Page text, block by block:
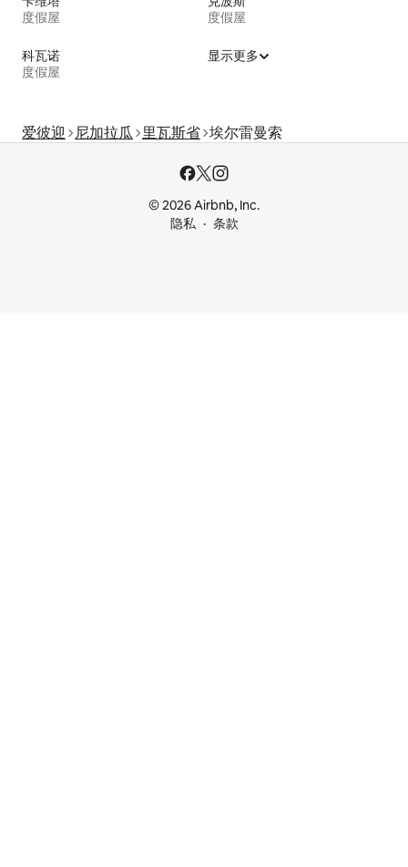
度假屋
度假屋
科瓦诺
度假屋
显示更多
爱彼迎 尼加拉瓜 里瓦斯省 埃尔雷曼索
© 2026 Airbnb, Inc.
隐私
条款